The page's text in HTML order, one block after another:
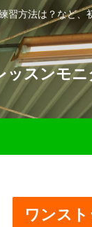
方法は？など、
スンモ
ワンス